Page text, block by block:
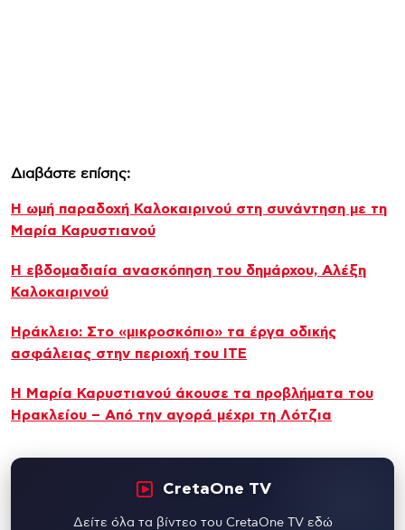
Διαβάστε επίσης:
Η ωμή παραδοχή Καλοκαιρινού στη συνάντηση με τη
Μαρία Καρυστιανού
Η εβδομαδιαία ανασκόπηση του δημάρχου, Αλέξη
Καλοκαιρινού
Ηράκλειο: Στο «μικροσκόπιο» τα έργα οδικής
ασφάλειας στην περιοχή του ΙΤΕ
Η Μαρία Καρυστιανού άκουσε τα προβλήματα του
Ηρακλείου – Από την αγορά μέχρι τη Λότζια
CretaOne TV
Δείτε όλα τα βίντεο του CretaOne TV εδώ